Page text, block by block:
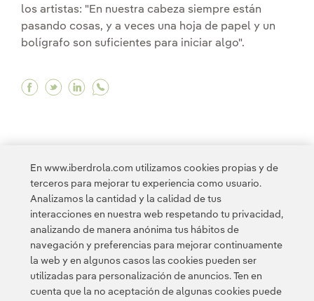
los artistas: "En nuestra cabeza siempre están
pasando cosas, y a veces una hoja de papel y un
bolígrafo son suficientes para iniciar algo".
Facebook "El arte siempre estará ahí porque
Twitter "El arte siempre estará ahí
Linkedin "El arte siempre estará ahí
< 1 ... 3 4 5
En www.iberdrola.com utilizamos cookies propias y de
terceros para mejorar tu experiencia como usuario.
Analizamos la cantidad y la calidad de tus
interacciones en nuestra web respetando tu privacidad,
analizando de manera anónima tus hábitos de
navegación y preferencias para mejorar continuamente
la web y en algunos casos las cookies pueden ser
utilizadas para personalización de anuncios. Ten en
cuenta que la no aceptación de algunas cookies puede